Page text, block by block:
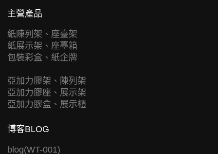
主營產品
紙陳列架、座臺架
紙展示架、座臺箱
包裝彩盒、紙企牌
亞加力膠架、陳列架
亞加力膠座、展示架
亞加力膠盒、展示櫃
博客BLOG
blog(WT-001)